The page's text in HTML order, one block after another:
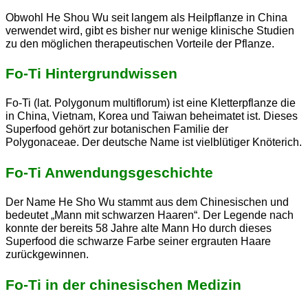
Obwohl He Shou Wu seit langem als Heilpflanze in China
verwendet wird, gibt es bisher nur wenige klinische Studien
zu den möglichen therapeutischen Vorteile der Pflanze.
Fo-Ti Hintergrundwissen
Fo-Ti (lat. Polygonum multiflorum) ist eine Kletterpflanze die
in China, Vietnam, Korea und Taiwan beheimatet ist. Dieses
Superfood gehört zur botanischen Familie der
Polygonaceae. Der deutsche Name ist vielblütiger Knöterich.
Fo-Ti Anwendungsgeschichte
Der Name He Sho Wu stammt aus dem Chinesischen und
bedeutet „Mann mit schwarzen Haaren“. Der Legende nach
konnte der bereits 58 Jahre alte Mann Ho durch dieses
Superfood die schwarze Farbe seiner ergrauten Haare
zurückgewinnen.
Fo-Ti in der chinesischen Medizin